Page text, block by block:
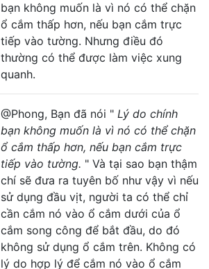
bạn không muốn là vì nó có thể chặn
ổ cắm thấp hơn, nếu bạn cắm trực
tiếp vào tường. Nhưng điều đó
thường có thể được làm việc xung
quanh.
@Phong, Bạn đã nói " Lý do chính
bạn không muốn là vì nó có thể chặn
ổ cắm thấp hơn, nếu bạn cắm trực
tiếp vào tường. " Và tại sao bạn thậm
chí sẽ đưa ra tuyên bố như vậy vì nếu
sử dụng đầu vịt, người ta có thể chỉ
cần cắm nó vào ổ cắm dưới của ổ
cắm song công để bắt đầu, do đó
không sử dụng ổ cắm trên. Không có
lý do hợp lý để cắm nó vào ổ cắm